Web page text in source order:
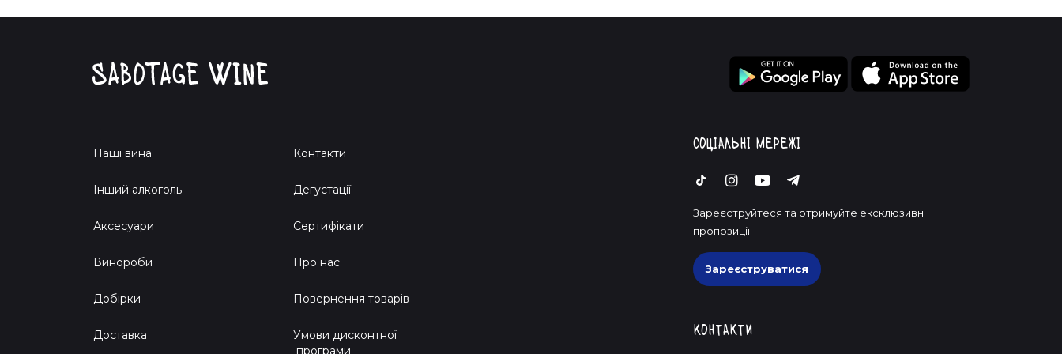
Наші вина
Інший алкоголь
Аксесуари
Винороби
Добірки
Доставка
Контакти
Дегустації
Сертифікати
Про нас
Повернення товарів
Умови дисконтної
програми
Соціальні мережі
Зареєструйтеся та отримуйте ексклюзивні
пропозиції
Зареєструватися
Контакти